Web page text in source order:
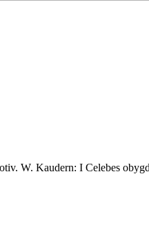
Ngilalaki i bakgrunden. Jfr. bildark 202 = förstoring av samma